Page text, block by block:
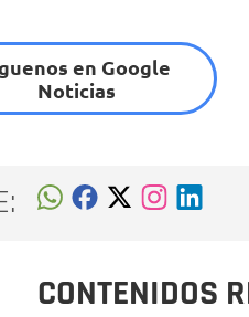
en Google
Noticias
CONTENIDOS